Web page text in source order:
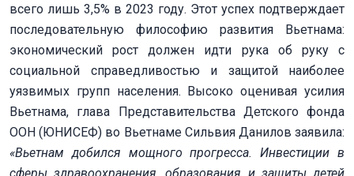
всего лишь 3,5% в 2023 году. Этот успех подтверждает
последовательную философию развития Вьетнама:
экономический рост должен идти рука об руку с
социальной справедливостью и защитой наиболее
уязвимых групп населения. Высоко оценивая усилия
Вьетнама, глава Представительства Детского фонда
ООН (ЮНИСЕФ) во Вьетнаме Сильвия Данилов заявила:
«Вьетнам добился мощного прогресса. Инвестиции в